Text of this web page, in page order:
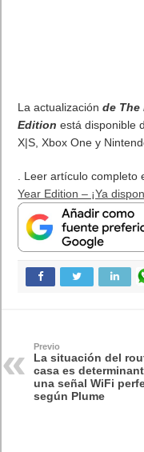
La actualizaciónde The
Edition está disponible
X|S, Xbox One y
. Leer artículo
Year Edition – ¡Ya
Previo
La situación del
casa es
una señal WiFi
según Plume